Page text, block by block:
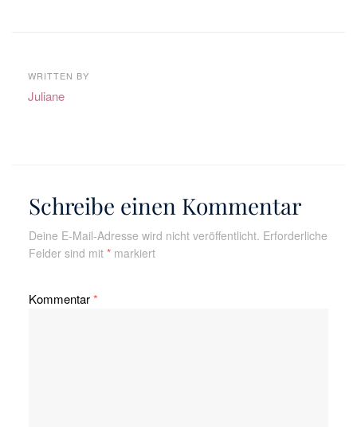
WRITTEN BY
Juliane
Schreibe einen Kommentar
Deine E-Mail-Adresse wird nicht veröffentlicht. Erforderliche
Felder sind mit *markiert
Kommentar*